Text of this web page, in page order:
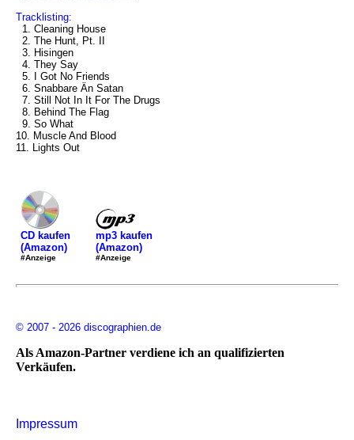
Tracklisting:
1. Cleaning House
2. The Hunt, Pt. II
3. Hisingen
4. They Say
5. I Got No Friends
6. Snabbare Än Satan
7. Still Not In It For The Drugs
8. Behind The Flag
9. So What
10. Muscle And Blood
11. Lights Out
CD kaufen
(Amazon)
#Anzeige
mp3 kaufen
(Amazon)
#Anzeige
© 2007 - 2026 discographien.de
Als Amazon-Partner verdiene ich an qualifizierten
Verkäufen.
Impressum